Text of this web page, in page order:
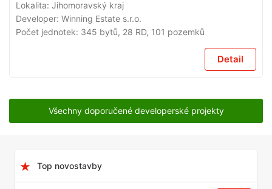
Lokalita: Jihomoravský kraj
Developer: Winning Estate s.r.o.
Počet jednotek: 345 bytů, 28 RD, 101 pozemků
Detail
Všechny doporučené developerské projekty
Top novostavby